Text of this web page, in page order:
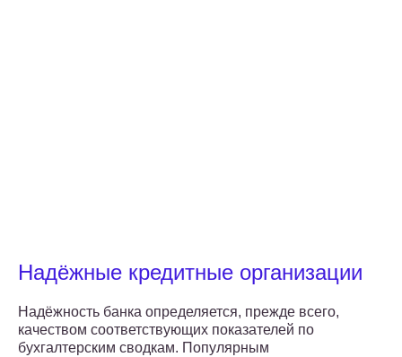
Надёжные кредитные организации
Надёжность банка определяется, прежде всего,
качеством соответствующих показателей по
бухгалтерским сводкам. Популярным